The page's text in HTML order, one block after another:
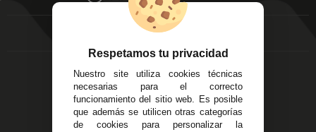
FAQ's
Local 3
Córdoba
14
Alzira - Valencia
C/ Esplugues, 135
Aviso Legal
Devoluciones
Política de Privacidad
Pago Seguro
Terminos y
Condiciones Generales
Respetamos tu privacidad
Nuestro site utiliza cookies técnicas
necesarias para el correcto
funcionamiento del sitio web. Es posible
que además se utilicen otras categorías
de cookies para personalizar la